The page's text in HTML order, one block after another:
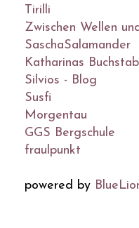
Tirilli
Zwischen Wellen
SaschaSalamander
Katharinas
Silvios - Blog
Susfi
Morgentau
GGS Bergschule
fraulpunkt
powered by